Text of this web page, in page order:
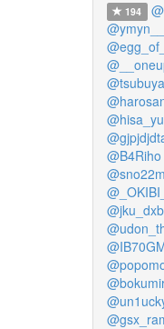
194
@B4Riho
@sno22m
@_OKIBI_
@jku_dxb